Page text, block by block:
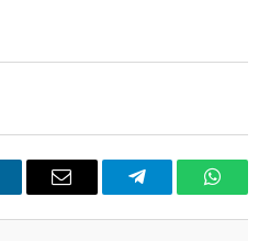
Email Telegram